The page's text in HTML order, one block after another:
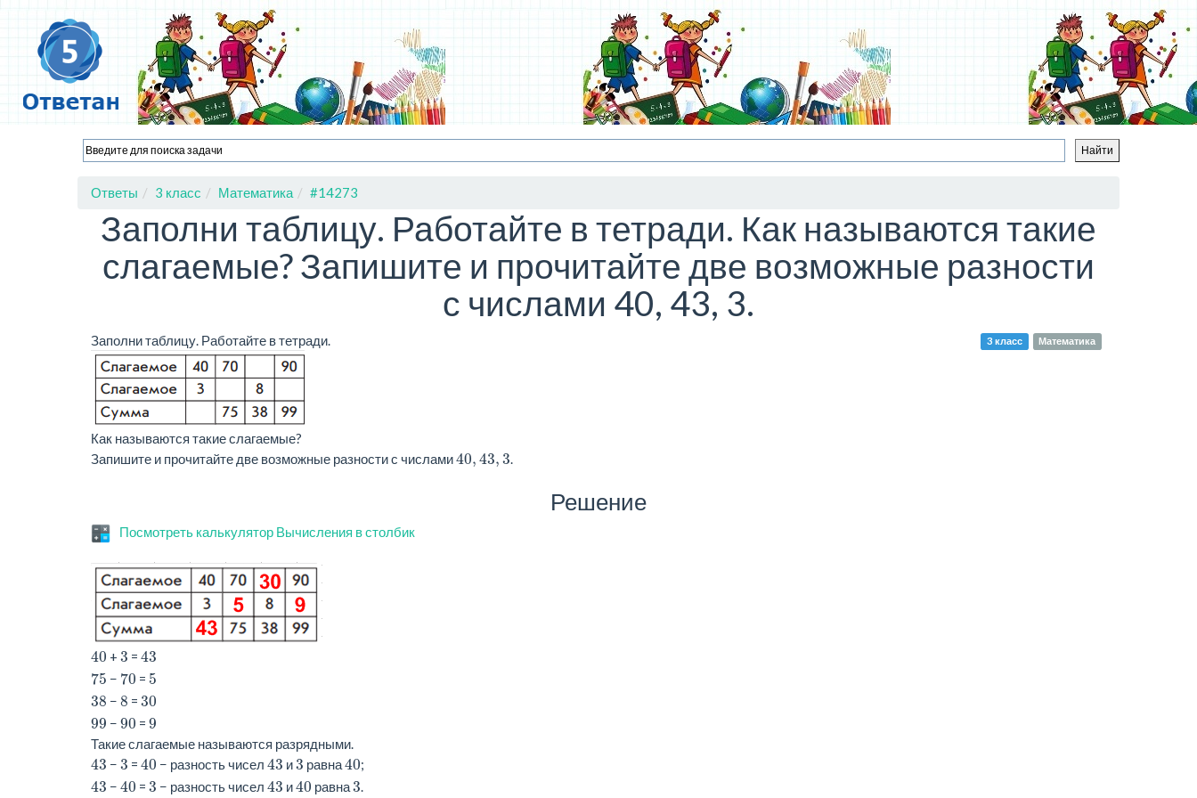
Ответы 3 класс Математика #14273
Заполни таблицу. Работайте в тетради. Как называются такие
слагаемые? Запишите и прочитайте две возможные разности
с числами 40, 43, 3.
3 класс Математика
Заполни таблицу. Работайте в тетради.
Как называются такие слагаемые?
Запишите и прочитайте две возможные разности с числами40,43,3
Решение
Посмотреть калькулятор Вычисления в столбик
40 + 3 = 43
75 − 70 = 5
38 − 8 = 30
99 − 90 = 9
Такие слагаемые называются разрядными.
43 − 3 = 40 − разность чисел 43 и3 равна40;
43 − 40 = 3 − разность чисел 43 и40 равна3.